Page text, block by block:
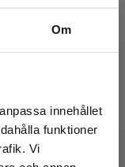
Om
innehållet
funktioner
Vi